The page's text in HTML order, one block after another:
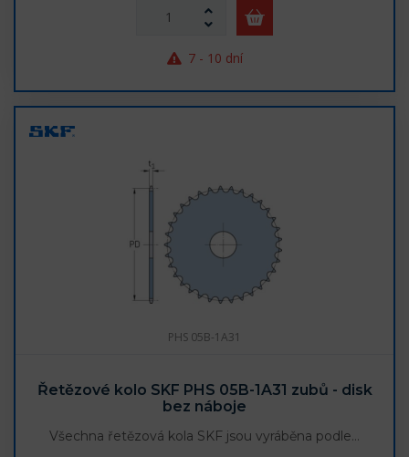
7 - 10 dní
PHS 05B-1A31
Řetězové kolo SKF PHS 05B-1A31 zubů - disk
bez náboje
Všechna řetězová kola SKF jsou vyráběna podle…